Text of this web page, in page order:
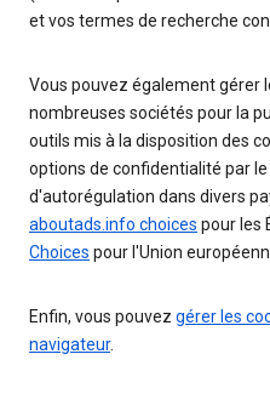
et vos termes de recherche
Vous pouvez également gérer
nombreuses sociétés pour la
outils mis à la disposition des
options de confidentialité par
d'autorégulation dans divers
aboutads.info choices pour les
Choices pour l'Union
Enfin, vous pouvez gérer les
navigateur.